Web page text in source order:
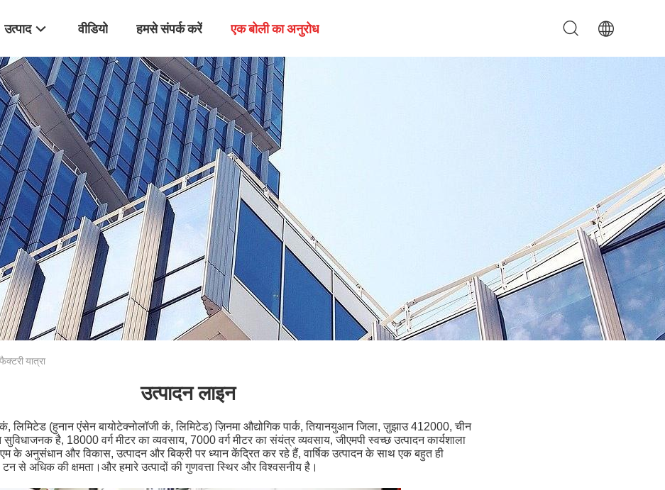
उत्पाद वीडियो हमसे संपर्क करें एक बोली का अनुरोध
यात्रा
उत्पादन लाइन
(हुनान एंसेन बायोटेक्नोलॉजी कं, लिमिटेड) ज़िनमा औद्योगिक पार्क, तियानयुआन जिला, ज़ुझाउ 412000, चीन
है, 18000 वर्ग मीटर का व्यवसाय, 7000 वर्ग मीटर का संयंत्र व्यवसाय, जीएमपी स्वच्छ उत्पादन कार्यशाला
के अनुसंधान और विकास, उत्पादन और बिक्री पर ध्यान केंद्रित कर रहे हैं, वार्षिक उत्पादन के साथ एक बहुत ही
टन से अधिक की क्षमता।और हमारे उत्पादों की गुणवत्ता स्थिर और विश्वसनीय है।